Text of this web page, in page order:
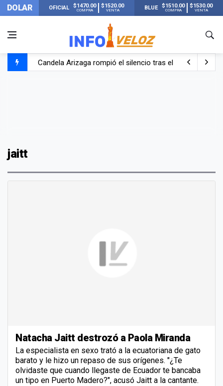
DOLAR OFICIAL $1470.00
COMPRA
$1520.00
VENTA BLUE $1510.00
COMPRA
$1530.00
VENTA
Candela Arizaga rompió el silencio tras el incidente con
jaitt
Natacha Jaitt destrozó a Paola Miranda
La especialista en sexo trató a la ecuatoriana de gato
barato y le hizo un repaso de sus orígenes. "¿Te
olvidaste que cuando llegaste de Ecuador te bancaba
un tipo en Puerto Madero?", acusó Jaitt a la cantante.